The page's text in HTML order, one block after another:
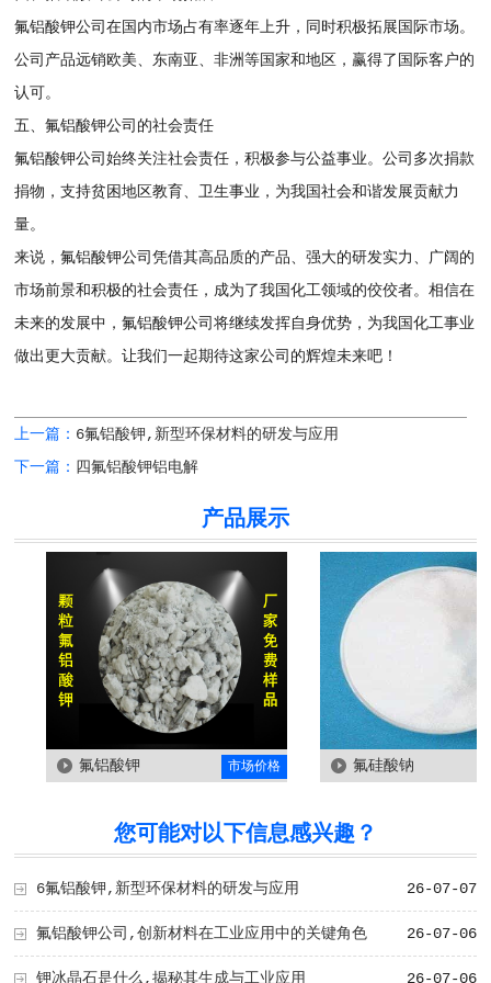
氟铝酸钾公司在国内市场占有率逐年上升，同时积极拓展国际市场。
公司产品远销欧美、东南亚、非洲等国家和地区，赢得了国际客户的
认可。
五、氟铝酸钾公司的社会责任
氟铝酸钾公司始终关注社会责任，积极参与公益事业。公司多次捐款
捐物，支持贫困地区教育、卫生事业，为我国社会和谐发展贡献力
量。
来说，氟铝酸钾公司凭借其高品质的产品、强大的研发实力、广阔的
市场前景和积极的社会责任，成为了我国化工领域的佼佼者。相信在
未来的发展中，氟铝酸钾公司将继续发挥自身优势，为我国化工事业
做出更大贡献。让我们一起期待这家公司的辉煌未来吧！
上一篇： 6氟铝酸钾,新型环保材料的研发与应用
下一篇： 四氟铝酸钾铝电解
产品展示
市场价格
氟铝酸钾 氟硅酸钠
您可能对以下信息感兴趣？
26-07-07
6氟铝酸钾,新型环保材料的研发与应用
26-07-06
氟铝酸钾公司,创新材料在工业应用中的关键角色
26-07-06
钾冰晶石是什么,揭秘其生成与工业应用